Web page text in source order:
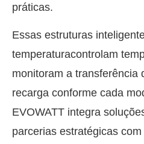
práticas.
Essas estruturas
temperaturacontrolam
monitoram a transferência
recarga conforme cada
EVOWATT integra
parcerias estratégicas